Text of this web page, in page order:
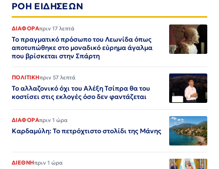
ΡΟΗ ΕΙΔΗΣΕΩΝ
ΔΙΑΦΟΡΑπριν 17 λεπτά
Το πραγματικό πρόσωπο του Λεωνίδα όπως
αποτυπώθηκε στο μοναδικό εύρημα άγαλμα
που βρίσκεται στην Σπάρτη
ΠΟΛΙΤΙΚΗπριν 57 λεπτά
Το αλλαζονικό όχι του Αλέξη Τσίπρα θα του
κοστίσει στις εκλογές όσο δεν φαντάζεται
ΔΙΑΦΟΡΑπριν 1 ώρα
Καρδαμύλη: Το πετρόχτιστο στολίδι της Μάνης
ΔΙΕΘΝΗπριν 1 ώρα